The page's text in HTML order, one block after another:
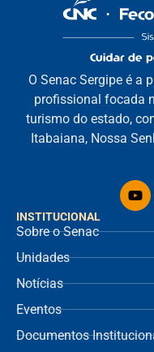
INSTITUCIONAL
Sobre o Senac
Unidades
Notícias
Eventos
Documentos
O Senac Sergipe é a
profissional focada
turismo do estado,
Itabaiana, Nossa